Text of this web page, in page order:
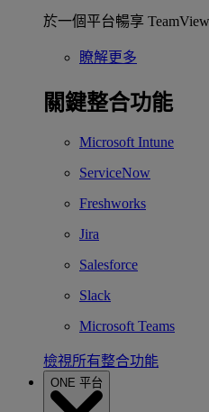
於一個平台暢享
瞭解更多
關鍵整合功能
Microsoft Intune
ServiceNow
Freshworks
Jira
Salesforce
Slack
Microsoft Teams
檢視所有整合功能
ONE 平台